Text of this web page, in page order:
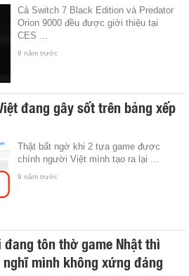
Cả Switch 7 Black Edition và Predator
Orion 9000 đều được giới thiệu tại
CES ...
9 năm trước
đang gây sốt trên bảng xếp
Thật bất ngờ khi 2 tựa game được
chính người Việt mình tạo ra lại ...
9 năm trước
tôn thờ game Nhật thì
mình không xứng đáng